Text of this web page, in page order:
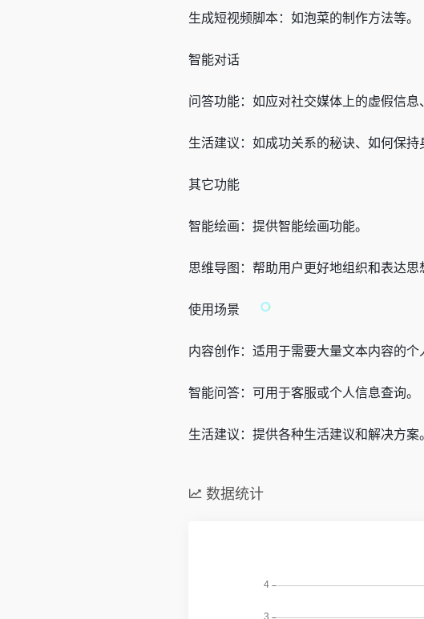
生成短视频脚本：如泡菜的制作方法等。
智能对话
问答功能：如应对社交媒体上的虚假信息
生活建议：如成功关系的秘诀、如何保持
其它功能
智能绘画：提供智能绘画功能。
思维导图：帮助用户更好地组织和表达思
使用场景
内容创作：适用于需要大量文本内容的个
智能问答：可用于客服或个人信息查询。
生活建议：提供各种生活建议和解决方案。
数据统计